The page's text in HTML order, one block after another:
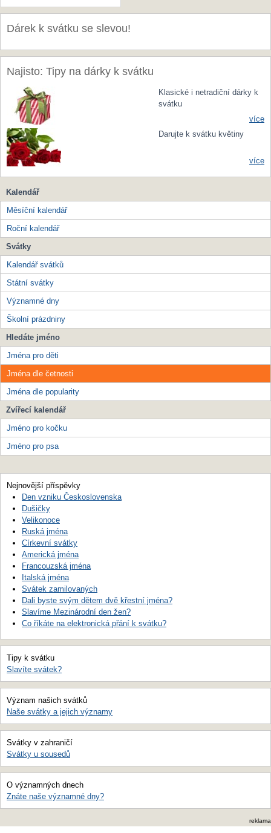
Dárek k svátku se slevou!
Najisto: Tipy na dárky k svátku
Klasické i netradiční dárky k
svátku
více
Darujte k svátku květiny
více
Kalendář
Měsíční kalendář
Roční kalendář
Svátky
Kalendář svátků
Státní svátky
Významné dny
Školní prázdniny
Hledáte jméno
Jména pro děti
Jména dle četnosti
Jména dle popularity
Zvířecí kalendář
Jméno pro kočku
Jméno pro psa
Nejnovější příspěvky
Den vzniku Československa
Dušičky
Velikonoce
Ruská jména
Církevní svátky
Americká jména
Francouzská jména
Italská jména
Svátek zamilovaných
Dali byste svým dětem dvě křestní jména?
Slavíme Mezinárodní den žen?
Co říkáte na elektronická přání k svátku?
Tipy k svátku
Slavíte svátek?
Význam našich svátků
Naše svátky a jejich významy
Svátky v zahraničí
Svátky u sousedů
O významných dnech
Znáte naše významné dny?
reklama